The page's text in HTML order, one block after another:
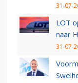
31-07-
LOT
naar
31-07-